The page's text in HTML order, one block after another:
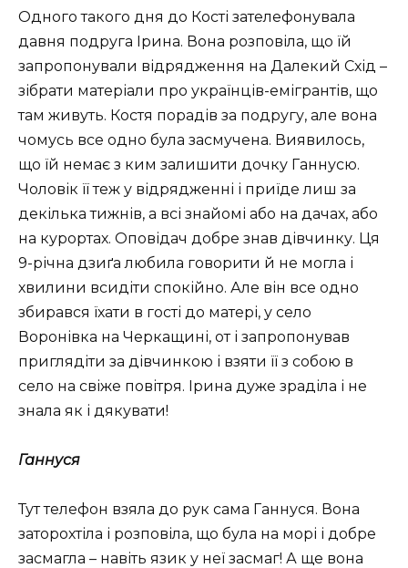
Одного такого дня до Кості зателефонувала
давня подруга Ірина. Вона розповіла, що їй
запропонували відрядження на Далекий Схід –
зібрати матеріали про українців-емігрантів, що
там живуть. Костя порадів за подругу, але вона
чомусь все одно була засмучена. Виявилось,
що їй немає з ким залишити дочку Ганнусю.
Чоловік її теж у відрядженні і приїде лиш за
декілька тижнів, а всі знайомі або на дачах, або
на курортах. Оповідач добре знав дівчинку. Ця
9-річна дзиґа любила говорити й не могла і
хвилини всидіти спокійно. Але він все одно
збирався їхати в гості до матері, у село
Воронівка на Черкащині, от і запропонував
приглядіти за дівчинкою і взяти її з собою в
село на свіже повітря. Ірина дуже зраділа і не
знала як і дякувати!
Ганнуся
Тут телефон взяла до рук сама Ганнуся. Вона
заторохтіла і розповіла, що була на морі і добре
засмагла – навіть язик у неї засмаг! А ще вона